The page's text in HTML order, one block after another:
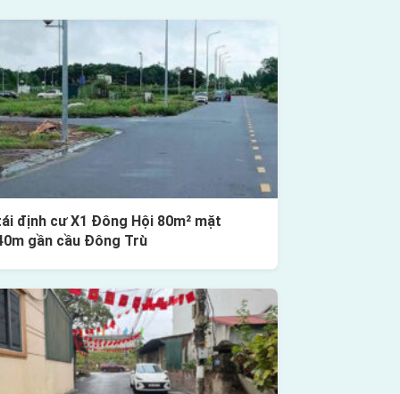
định cư X1 Đông Hội 80m² mặt
gần cầu Đông Trù